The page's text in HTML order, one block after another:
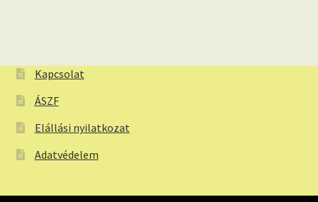
Kapcsolat
ÁSZF
Elállási nyilatkozat
Adatvédelem